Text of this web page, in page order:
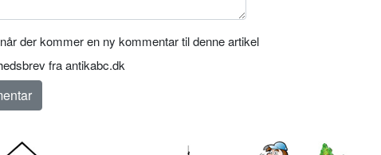
der kommer en ny kommentar til denne artikel
fra antikabc.dk